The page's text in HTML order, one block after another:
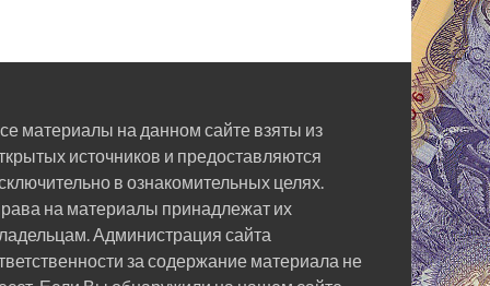
материалы на данном сайте взяты из
источников и предоставляются
в ознакомительных целях.
на материалы принадлежат их
Администрация сайта
за содержание материала не